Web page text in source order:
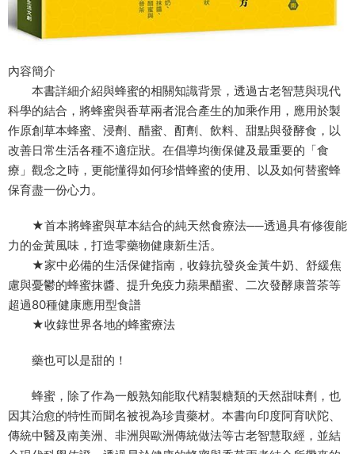
內容簡介
本書詳細介紹與蜂蜜的相關知識背景，透過古老智慧與現代
科學的結合，將蜂蜜與香草兩者混合產生的加乘作用，應用於製
作原創草本蜂蜜、浸劑、醋蜜、酊劑、飲料、甜點與發酵食，以
改善日常生活各種不適症狀。在倡導均衡保健及最重要的「食
療」觀念之時，更能懂得如何珍惜蜂蜜的使用、以及如何替蜜蜂
保育盡一份心力。
★首本將蜂蜜與草本結合的純天然食療法──透過具有修復能
力的金黃風味，打造零藥物健康新生活。
★家中必備的生活保健指南，收錄抗發炎金黃牛奶、舒緩焦
慮與憂鬱的蜂蜜抹醬、提升免疫力蘋果醋蜜、二次發酵康普茶等
超過80種健康應用型食譜
★收錄世界各地的蜂蜜療法
藥也可以是甜的！
蜂蜜，除了作為一般熟知能取代精製糖類的天然甜味劑，也
因其治愈的特性而聞名被視為珍貴藥材。本書向印度阿育吠陀、
傳統中醫及南美洲、非洲與歐洲傳統做法等古老智慧取經，並結